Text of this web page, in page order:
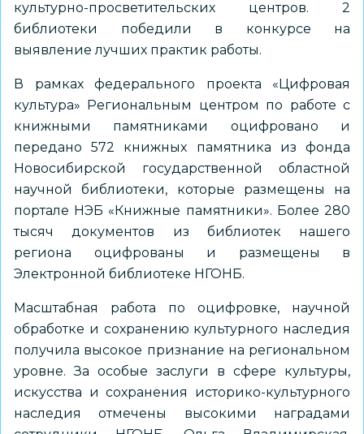
культурно-просветительских центров. 2
библиотеки победили в конкурсе на
выявление лучших практик работы.
В рамках федерального проекта «Цифровая
культура» Региональным центром по работе с
книжными памятниками оцифровано и
передано 572 книжных памятника из фонда
Новосибирской государственной областной
научной библиотеки, которые размещены на
портале НЭБ «Книжные памятники». Более 280
тысяч документов из библиотек нашего
региона оцифрованы и размещены в
Электронной библиотеке НГОНБ.
Масштабная работа по оцифровке, научной
обработке и сохранению культурного наследия
получила высокое признание на региональном
уровне. За особые заслуги в сфере культуры,
искусства и сохранения историко-культурного
наследия отмечены высокими наградами